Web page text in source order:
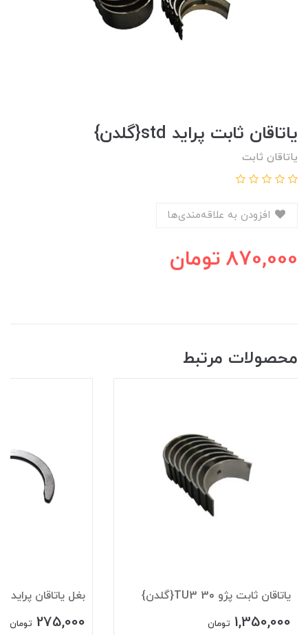
ياتاقان ثابت پرايد std{گلدن}
یاتاقان ثابت
870,000 تومان
محصولات مرتبط
ياتاقان ثابت پژو TU3 30{گلدن}
1,350,000 تومان
بغل ياتاقان پرايد50{گلدن}
275,000 تومان